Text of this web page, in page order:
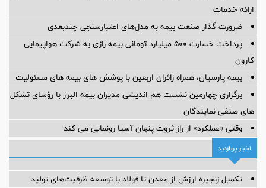
ارائه خدمات
ضرورت گذار صنعت بیمه به مدل‌های اعتبارسنجی چندبعدی
پرداخت خسارت ۵۰۰ میلیارد تومانی بیمه رازی به شرکت هواپیمایی
کارون
بیمه پارسیان، همراه زائران اربعین با پوشش های بیمه های مسئولیت
برگزاری چهارمین نشست هم اندیشی مدیران بیمه البرز با رؤسای تشکل
های صنفی نمایندگان
وقتی «عملکرد» از راز ثروت پنهان آسیا رونمایی می کند
اخبار پربازدید
تکمیل زنجیره ارزش از معدن تا فولاد با توسعه ظرفیت‌های تولید